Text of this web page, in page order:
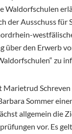
Waldorfschulen
der Ausschuss für
über den Erwerb
zu
Sommer
allgemein die
vor. Es